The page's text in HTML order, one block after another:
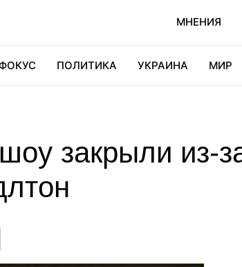
МНЕНИЯ
ПОЛИТИКА УКРАИНА МИР
закрыли из-